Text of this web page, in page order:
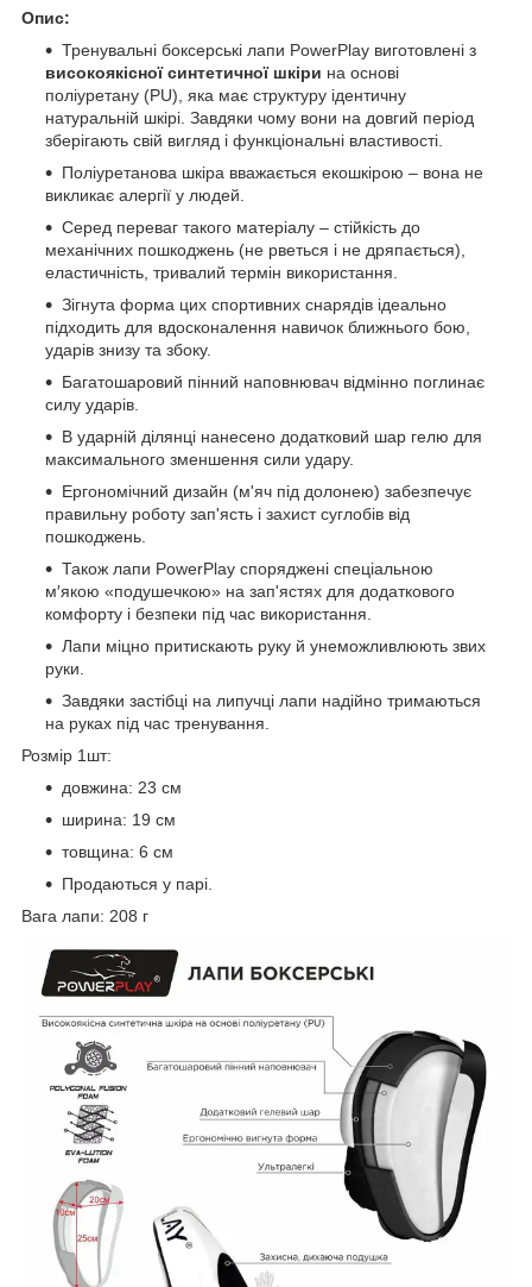
Опис:
Тренувальні боксерські лапи PowerPlay виготовлені з
високоякісної синтетичної шкіри на основі
поліуретану (PU), яка має структуру ідентичну
натуральній шкірі. Завдяки чому вони на довгий період
зберігають свій вигляд і функціональні властивості.
Поліуретанова шкіра вважається екошкірою – вона не
викликає алергії у людей.
Серед переваг такого матеріалу – стійкість до
механічних пошкоджень (не рветься і не дряпається),
еластичність, тривалий термін використання.
Зігнута форма цих спортивних снарядів ідеально
підходить для вдосконалення навичок ближнього бою,
ударів знизу та збоку.
Багатошаровий пінний наповнювач відмінно поглинає
силу ударів.
В ударній ділянці нанесено додатковий шар гелю для
максимального зменшення сили удару.
Ергономічний дизайн (м'яч під долонею) забезпечує
правильну роботу зап'ясть і захист суглобів від
пошкоджень.
Також лапи PowerPlay споряджені спеціальною
м′якою «подушечкою» на зап'ястях для додаткового
комфорту і безпеки під час використання.
Лапи міцно притискають руку й унеможливлюють звих
руки.
Завдяки застібці на липучці лапи надійно тримаються
на руках під час тренування.
Розмір 1шт:
довжина: 23 см
ширина: 19 см
товщина: 6 см
Продаються у парі.
Вага лапи: 208 г